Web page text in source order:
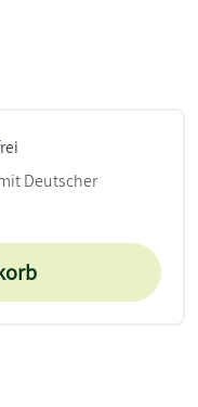
Deutscher